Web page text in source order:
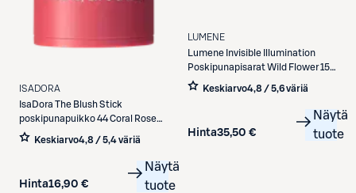
ISADORA
IsaDora The Blush Stick
poskipunapuikko 44 Coral Rose
5,5 g
Keskiarvo4,8 / 5,4 väriä
Hinta16,90 €
Näytä
tuote
LUMENE
Lumene Invisible Illumination
Poskipunapisarat Wild Flower 15
ml
Keskiarvo4,8 / 5,6 väriä
Hinta35,50 €
Näytä
tuote